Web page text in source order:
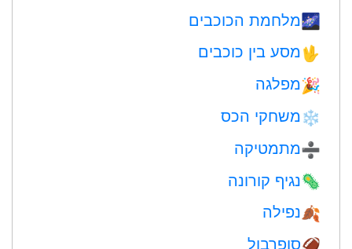
🌌מלחמת הכוכבים
🖖מסע בין כוכבים
🎉מפלגה
❄️משחקי הכס
➗מתמטיקה
🦠נגיף קורונה
🍂נפילה
סופרבול